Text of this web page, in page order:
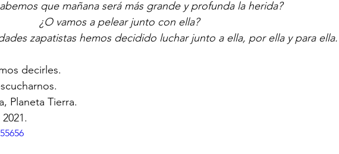
que mañana será más grande y profunda la herida?
¿O vamos a pelear junto con ella?
zapatistas hemos decidido luchar junto a ella, por ella y para ella.
decirles.
Planeta Tierra.